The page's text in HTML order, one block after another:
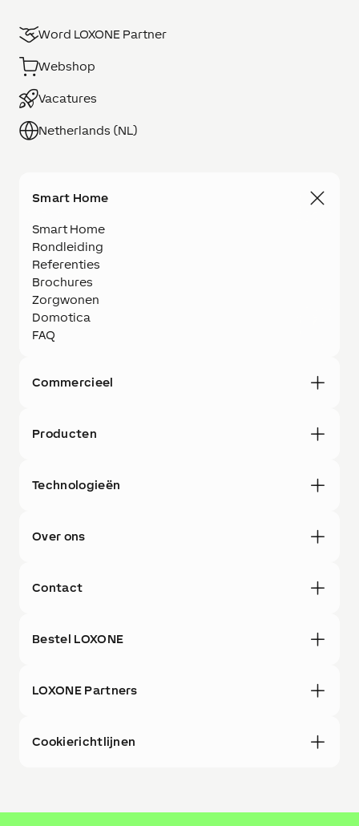
Word LOXONE Partner
Webshop
Vacatures
Netherlands (NL)
Smart Home
Smart Home
Rondleiding
Referenties
Brochures
Zorgwonen
Domotica
FAQ
Commercieel
Producten
Technologieën
Over ons
Contact
Bestel LOXONE
LOXONE Partners
Cookierichtlijnen